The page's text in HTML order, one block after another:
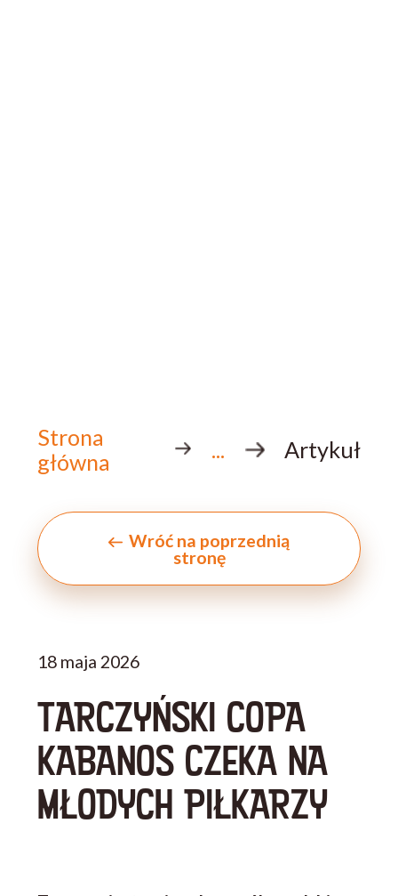
Strona
główna
... Artykuł
Wróć na poprzednią
stronę
18 maja 2026
TARCZYŃSKI COPA
KABANOS CZEKA NA
MŁODYCH PIŁKARZY